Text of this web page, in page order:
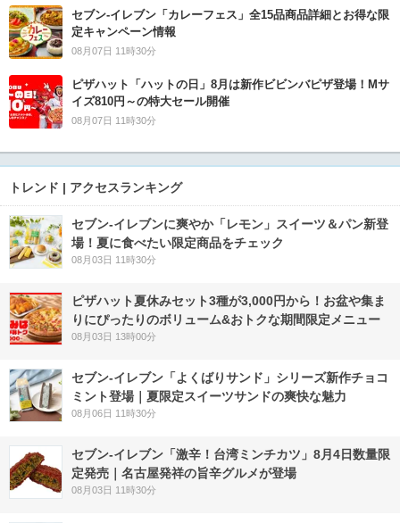
セブン‐イレブン「カレーフェス」全15品商品詳細とお得な限
定キャンペーン情報
08月07日 11時30分
ピザハット「ハットの日」8月は新作ビビンバピザ登場！Mサ
イズ810円～の特大セール開催
08月07日 11時30分
トレンド | アクセスランキング
セブン‐イレブンに爽やか「レモン」スイーツ＆パン新登
場！夏に食べたい限定商品をチェック
08月03日 11時30分
ピザハット夏休みセット3種が3,000円から！お盆や集ま
りにぴったりのボリューム&おトクな期間限定メニュー
08月03日 13時00分
セブン‐イレブン「よくばりサンド」シリーズ新作チョコ
ミント登場｜夏限定スイーツサンドの爽快な魅力
08月06日 11時30分
セブン-イレブン「激辛！台湾ミンチカツ」8月4日数量限
定発売｜名古屋発祥の旨辛グルメが登場
08月03日 11時30分